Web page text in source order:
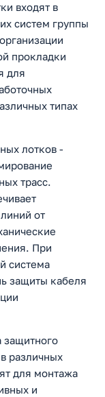
входят в
систем группы
прокладки
для
типах
лотков -
трасс.
от
При
система
защиты кабеля
защитного
различных
для монтажа
и